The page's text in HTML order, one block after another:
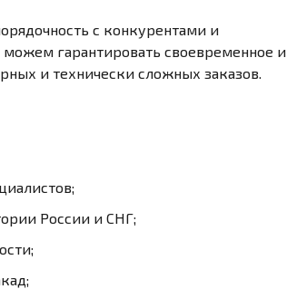
с конкурентами и
можем гарантировать своевременное и
и технически сложных заказов.
России и СНГ;